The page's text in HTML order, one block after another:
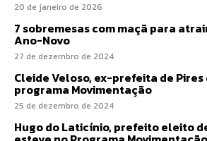
20 de janeiro de 2026
7 sobremesas com maçã para
Ano-Novo
27 de dezembro de 2024
Cleide Veloso, ex-prefeita de Pires
programa Movimentação
25 de dezembro de 2024
Hugo do Laticínio, prefeito eleito